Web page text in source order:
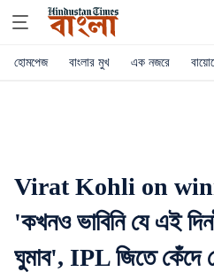
হোমপেজ বাংলার মুখ এক নজরে
Virat Kohli on
'কখনও ভাবিনি যে এই
ঘুমাব', IPL জিতে কেঁদে